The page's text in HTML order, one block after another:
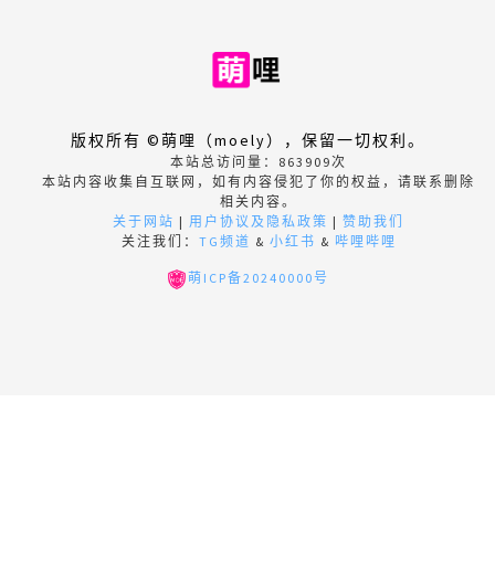
版权所有 ©萌哩（moely），保留一切权利。
本站总访问量： 863909次
本站内容收集自互联网，如有内容侵犯了你的权益，请联系删除
相关内容。
关于网站 | 用户协议及隐私政策 | 赞助我们
关注我们： TG频道 & 小红书 & 哔哩哔哩
萌ICP备20240000号